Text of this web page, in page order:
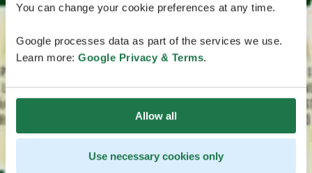
You can change your cookie preferences at any time.
Google processes data as part of the services we use.
Learn more: Google Privacy & Terms.
Allow all
Use necessary cookies only